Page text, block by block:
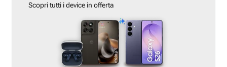
Scopri tutti i device in offerta